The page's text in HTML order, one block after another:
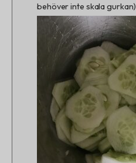
behöver inte skala gurkan)